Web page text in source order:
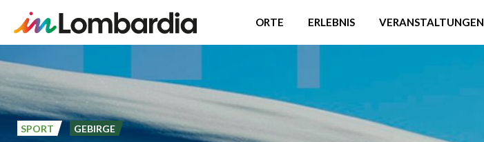
zum
Inhalt
ORTE ERLEBNIS VERANSTALTUNGEN
SPORT GEBIRGE